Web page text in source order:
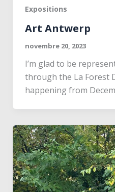
Expositions
Art Antwerp
novembre 20, 2023
I’m glad to be
through the La Forest
happening from